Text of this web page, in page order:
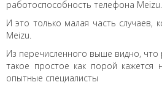
работоспособность телефона Meizu.
И это только малая часть случаев,
Meizu.
Из перечисленного выше видно,
такое простое как порой кажется
опытные специалисты